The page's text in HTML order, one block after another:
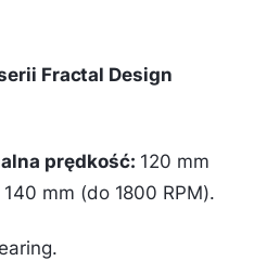
Fractal Design
prędkość: 120 mm
mm (do 1800 RPM).
.